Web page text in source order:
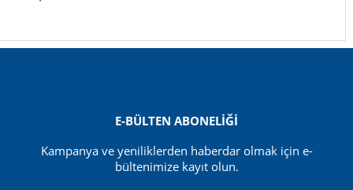
E-BÜLTEN ABONELİĞİ
Kampanya ve yeniliklerden haberdar olmak için e-
bültenimize kayıt olun.